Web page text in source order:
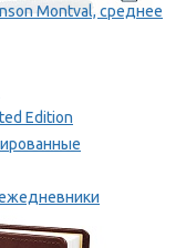
Montval, среднее
Edition